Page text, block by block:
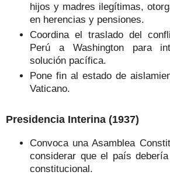
hijos y madres ilegítimas,
en herencias y pensiones.
Coordina el traslado del
Perú a Washington para
solución pacífica.
Pone fin al estado de
Vaticano.
Presidencia Interina (1937)
Convoca una Asamblea
considerar que el país
constitucional.